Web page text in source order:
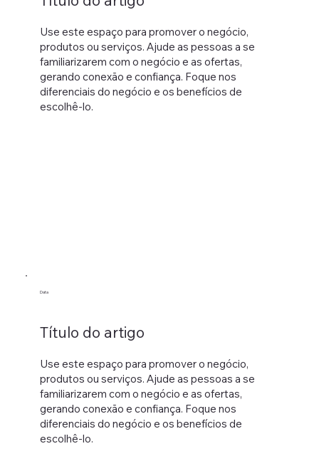
Use este espaço para promover o negócio,
produtos ou serviços. Ajude as pessoas a se
familiarizarem com o negócio e as ofertas,
gerando conexão e confiança. Foque nos
diferenciais do negócio e os benefícios de
escolhê-lo.
Use este espaço para promover o negócio,
produtos ou serviços. Ajude as pessoas a se
familiarizarem com o negócio e as ofertas,
gerando conexão e confiança. Foque nos
diferenciais do negócio e os benefícios de
escolhê-lo.
Título do artigo
Data